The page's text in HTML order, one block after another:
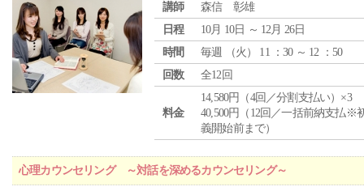
講師
森信 彰雄
日程
10月 10日 ～ 12月 26日
時間
毎週 （火 ） 11 ：30 ～ 12 ：50
回数
全12回
料金
14,580円（4回／分割支払い）×3
40,500円（12回／一括前納支払※
義開始前まで）
心理カウンセリング ～対話を深めるカウンセリング～